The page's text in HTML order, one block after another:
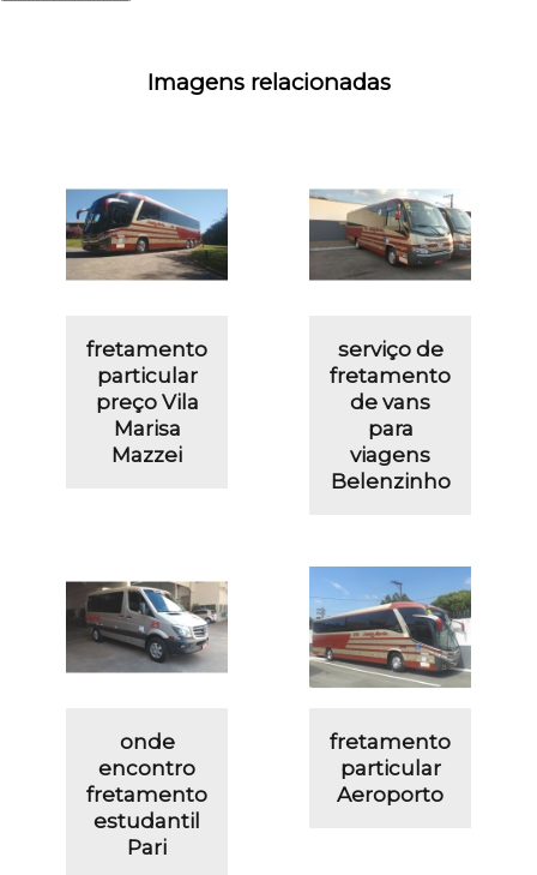
Imagens relacionadas
fretamento
particular
preço Vila
Marisa
Mazzei
serviço de
fretamento
de vans
para
viagens
Belenzinho
onde
encontro
fretamento
estudantil
Pari
fretamento
particular
Aeroporto